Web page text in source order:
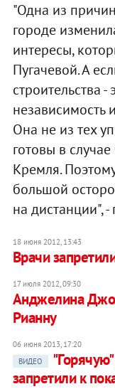
"Одна из
городе
интересы,
Пугачевой. А
строительства -
независимость
Она не из тех
готовы в
Кремля.
большой
на дистанции",
18 июня 2012, 13:43
Врачи
17 июля 2012, 09:30
Анджелина
Рианну
06 июня 2013, 17:20
ВИДЕО
запретили к